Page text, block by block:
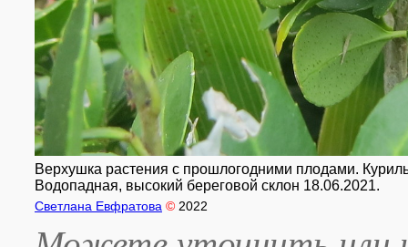
Верхушка растения с прошлогодними плодами.
Водопадная, высокий береговой склон 18.06.2021.
Светлана Евфратова © 2022